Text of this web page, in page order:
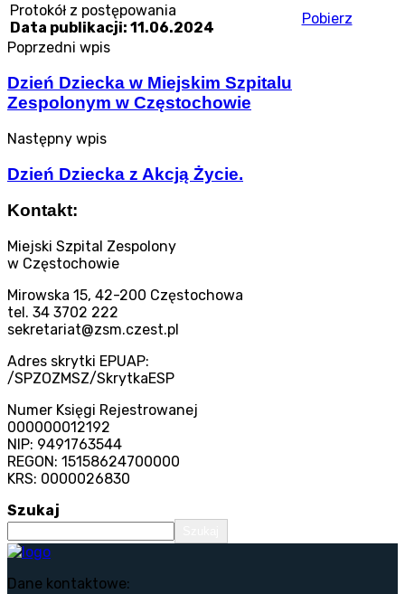
Protokół z postępowania
Data publikacji: 11.06.2024
Pobierz
Poprzedni wpis
Dzień Dziecka w Miejskim Szpitalu
Zespolonym w Częstochowie
Następny wpis
Dzień Dziecka z Akcją Życie.
Kontakt:
Miejski Szpital Zespolony
w Częstochowie
Mirowska 15, 42-200 Częstochowa
tel. 34 3702 222
sekretariat@zsm.czest.pl
Adres skrytki EPUAP:
/SPZOZMSZ/SkrytkaESP
Numer Księgi Rejestrowanej
000000012192
NIP: 9491763544
REGON: 15158624700000
KRS: 0000026830
Szukaj
Dane kontaktowe: